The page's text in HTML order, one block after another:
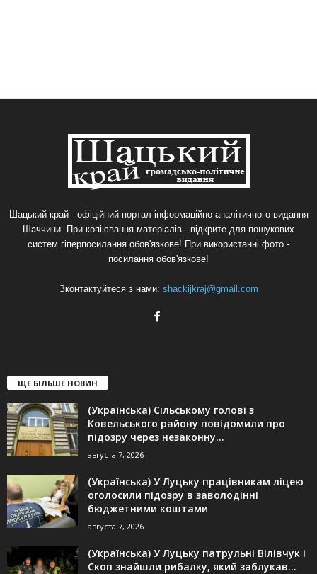
Шацький край - офіційний портал інформаційно-аналітичного видання
Шаччини. При копіювання матеріалів - відкрите для пошукових
систем гіперпосилання обов'язкове! При використанні фото -
посилання обов'язкове!
Зконтактуйтеся з нами: shackijkraj@gmail.com
ЩЕ БІЛЬШЕ НОВИН
(Українська) Сільському голові з
Ковельського району повідомили про
підозру через незаконну...
августа 7, 2026
(Українська) У Луцьку працівникам ліцею
оголосили підозру в заволодінні
бюджетними коштами
августа 7, 2026
(Українська) У Луцьку патрульні Вілівчук і
Скоп знайшли рибалку, який заблукав...